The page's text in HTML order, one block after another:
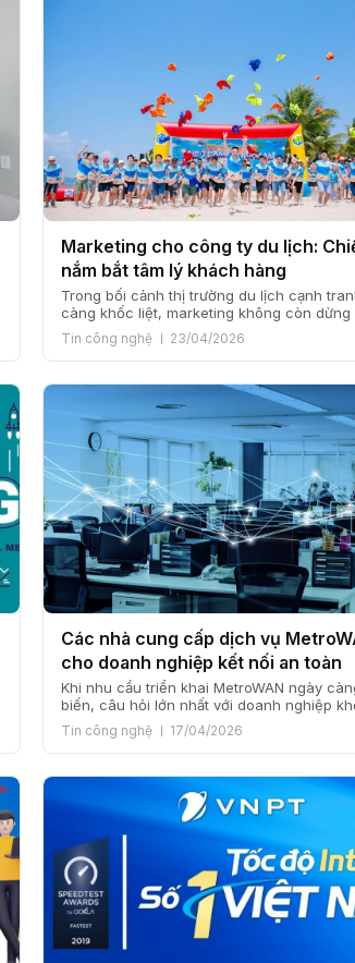
Marketing cho công ty du lịch:
nắm bắt tâm lý khách hàng
Trong bối cảnh thị trường du lịch cạnh
càng khốc liệt, marketing không còn dừng
việc quảng bá tour hay khuyến mãi theo
Marketing cho công ty du lịch vì thế cần
dựng như một chiến lược dài hạn, lấy
làm trung tâm và cảm xúc […]
Tin công nghệ 23/04/2026
Các nhà cung cấp dịch vụ
cho doanh nghiệp kết nối an toàn
Khi nhu cầu triển khai MetroWAN ngày
biến, câu hỏi lớn nhất với doanh nghiệp
là có nên dùng hay không, mà là nên chọn
cung cấp nào phù hợp. Thị trường hiện
tham gia của nhiều đơn vị viễn thông với
hạ tầng, mô […]
Tin công nghệ 17/04/2026